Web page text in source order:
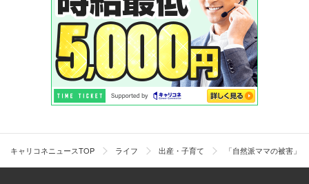
キャリコネニュースTOP ライフ 出産・子育て 「自然派ママの被害